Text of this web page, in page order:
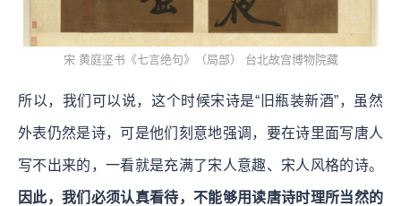
宋 黄庭坚书《七言绝句》（局部） 台北故宫博物院藏
所以，我们可以说，这个时候宋诗是“旧瓶装新酒”，虽然
外表仍然是诗，可是他们刻意地强调，要在诗里面写唐人
写不出来的，一看就是充满了宋人意趣、宋人风格的诗。
因此，我们必须认真看待，不能够用读唐诗时理所当然的